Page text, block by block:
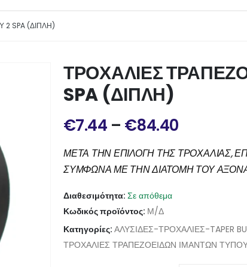
SPA (ΔΙΠΛΗ)
ΤΡΟΧΑΛΙΕΣ
SPA (ΔΙΠΛΗ)
€7.44 – €84.40
ΜΕΤΑ ΤΗΝ ΕΠΙΛΟΓΗ ΤΗΣ ΤΡΟΧΑΛΙΑΣ,
ΣΥΜΦΩΝΑ ΜΕ ΤΗΝ ΔΙΑΤΟΜΗ ΤΟΥ
Διαθεσιμότητα: Σε απόθεμα
Κωδικός προϊόντος: Μ/Δ
Κατηγορίες: ΑΛΥΣΙΔΕΣ-ΤΡΟΧΑΛΙΕΣ-TAPER
ΤΡΟΧΑΛΙΕΣ ΤΡΑΠΕΖΟΕΙΔΩΝ ΙΜΑΝΤΩΝ ΤΥΠΟΥ